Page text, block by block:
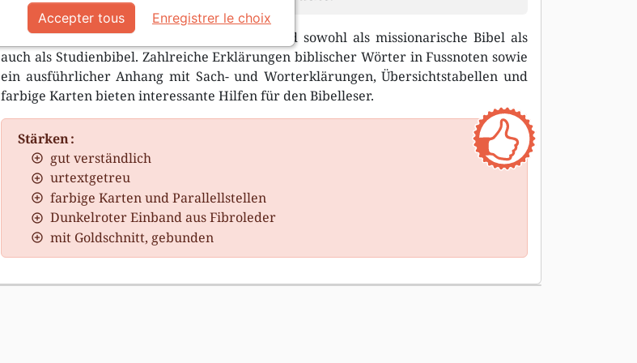
Die Schlachter-Bibel eignet sich hervorragend sowohl als missionarische Bibel als
auch als Studienbibel. Zahlreiche Erklärungen biblischer Wörter in Fussnoten sowie
ein ausführlicher Anhang mit Sach- und Worterklärungen, Übersichtstabellen und
farbige Karten bieten interessante Hilfen für den Bibelleser.
Stärken :
gut verständlich
urtextgetreu
farbige Karten und Parallellstellen
Dunkelroter Einband aus Fibroleder
mit Goldschnitt, gebunden
Accepter tous Enregistrer le choix